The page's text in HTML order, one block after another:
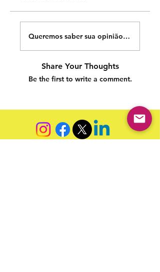
Queremos saber sua opinião sobre
Share Your Thoughts
Be the first to write a comment.